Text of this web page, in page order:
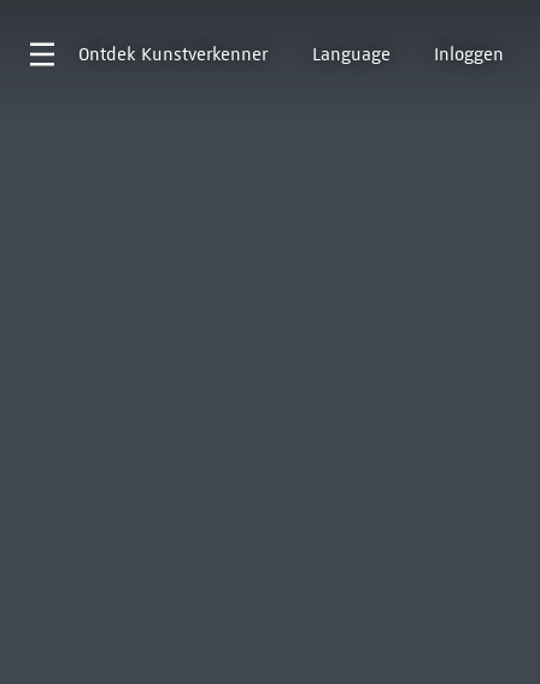
Ontdek Kunstverkenner Language Inloggen